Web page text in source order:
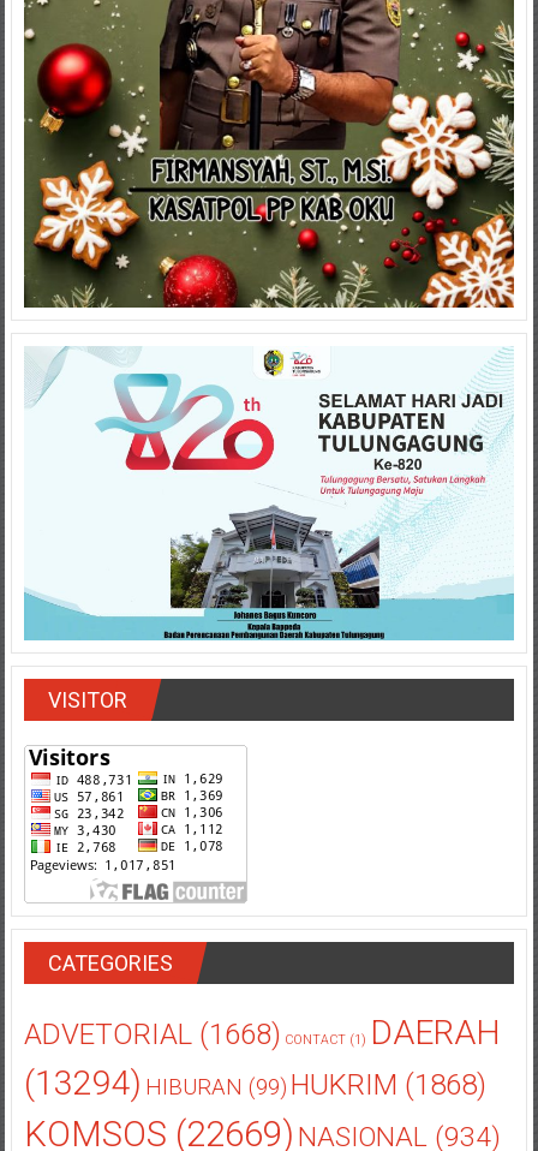
VISITOR
CATEGORIES
ADVETORIAL(1668) CONTACT(1) DAERAH
(13294) HIBURAN (99) HUKRIM (1868)
KOMSOS (22669) NASIONAL(934)